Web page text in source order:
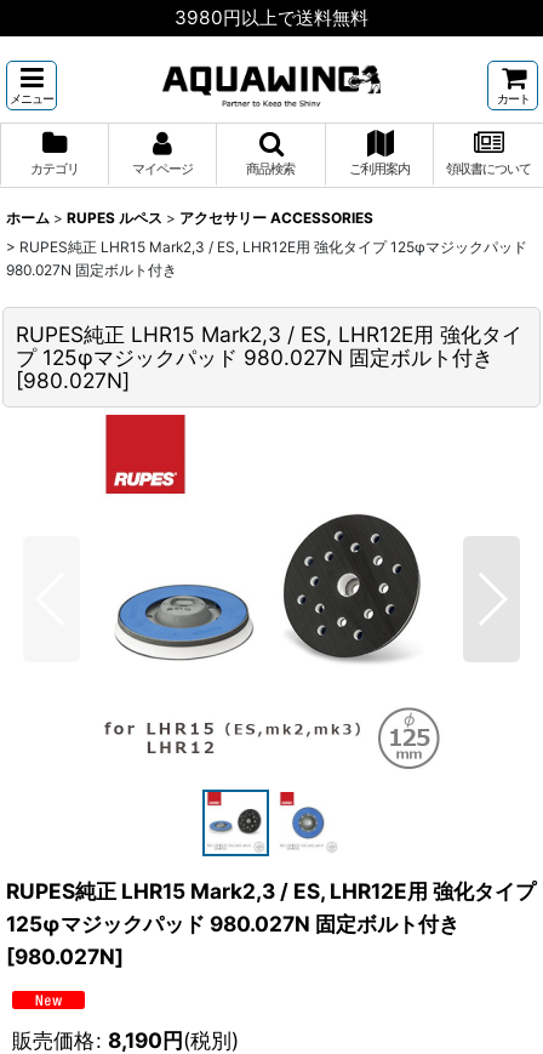
3980円以上で送料無料
メニュー カート
カテゴリ マイページ 商品検索 ご利用案内 領収書について
ホーム > RUPES ルペス > アクセサリー ACCESSORIES
> RUPES純正 LHR15 Mark2,3 / ES, LHR12E用 強化タイプ 125φマジックパッド
980.027N 固定ボルト付き
RUPES純正 LHR15 Mark2,3 / ES, LHR12E用 強化タイ
プ 125φマジックパッド 980.027N 固定ボルト付き
[980.027N]
RUPES純正 LHR15 Mark2,3 / ES, LHR12E用 強化タイプ
125φマジックパッド 980.027N 固定ボルト付き
[980.027N]
販売価格: 8,190円(税別)